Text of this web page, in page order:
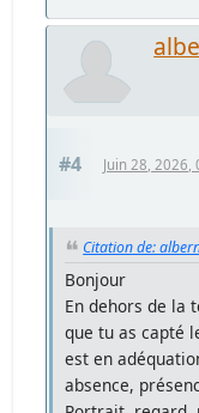
#4 Juin 28, 2026,
Citation de:
Bonjour
En dehors de la
que tu as capté
est en
absence,